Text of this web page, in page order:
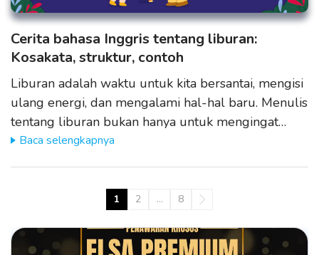
Cerita bahasa Inggris tentang liburan:
Kosakata, struktur, contoh
Liburan adalah waktu untuk kita bersantai, mengisi
ulang energi, dan mengalami hal-hal baru. Menulis
tentang liburan bukan hanya untuk mengingat…
Baca selengkapnya
1 2 … 8